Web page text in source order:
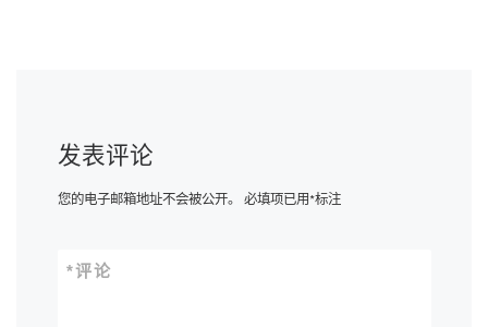
发表评论
您的电子邮箱地址不会被公开。 必填项已用*标注
评论
*